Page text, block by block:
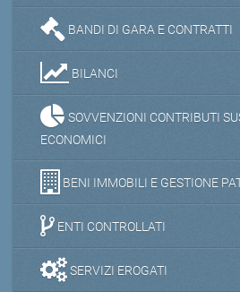
BANDI DI GARA E CONTRATTI
BILANCI
SOVVENZIONI CONTRIBUTI
ECONOMICI
BENI IMMOBILI E GESTIONE
ENTI CONTROLLATI
SERVIZI EROGATI